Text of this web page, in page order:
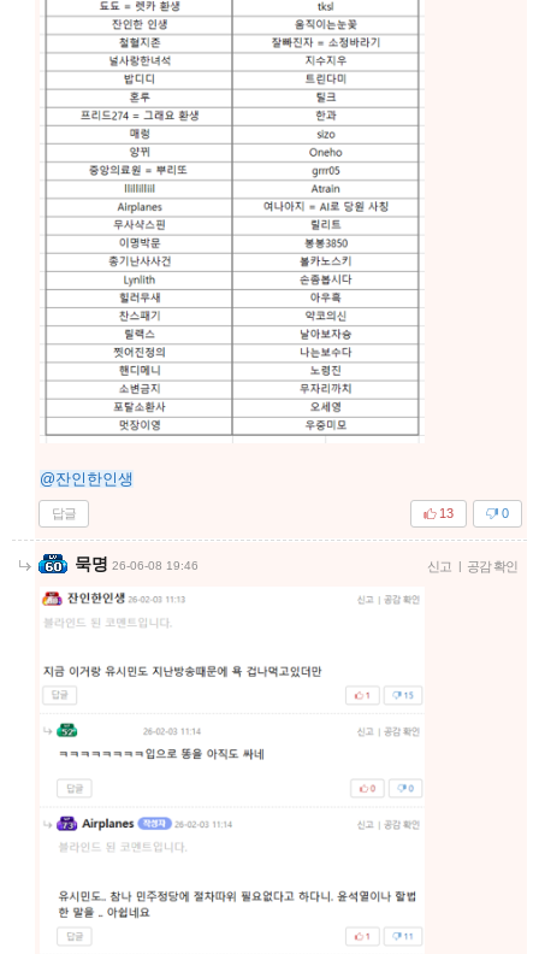
@잔인한인생
답글 0
13
묵명 26-06-08 19:46 신고 | 공감 확인